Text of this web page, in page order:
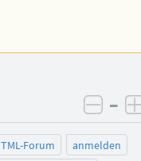
–
Forum
anmelden